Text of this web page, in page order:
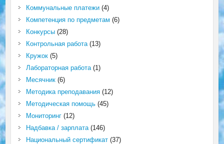
Коммунальные платежи(4)
Компетенция по предметам (6)
Конкурсы(28)
Контрольная работа(13)
Кружок(5)
Лабораторная работа(1)
Месячник(6)
Методика преподавания(12)
Методическая помощь(45)
Мониторинг(12)
Надбавка / зарплата(146)
Национальный сертификат(37)